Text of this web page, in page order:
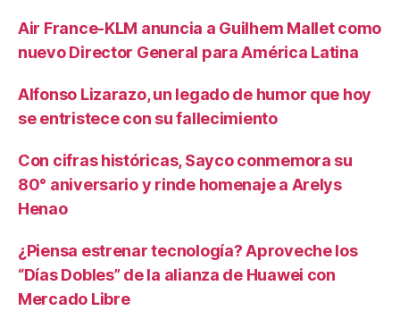
Air France-KLM anuncia a Guilhem Mallet como
nuevo Director General para América Latina
Alfonso Lizarazo, un legado de humor que hoy
se entristece con su fallecimiento
Con cifras históricas, Sayco conmemora su
80° aniversario y rinde homenaje a Arelys
Henao
¿Piensa estrenar tecnología? Aproveche los
“Días Dobles” de la alianza de Huawei con
Mercado Libre